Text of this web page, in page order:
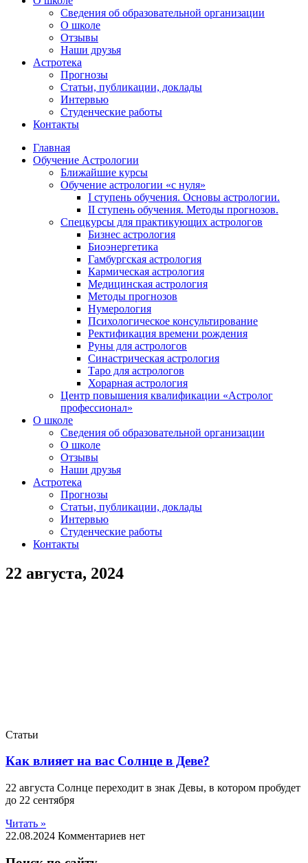
Сведения об образовательной организации
О школе
Отзывы
Наши друзья
Астротека
Прогнозы
Статьи, публикации, доклады
Интервью
Студенческие работы
Контакты
Главная
Обучение Астрологии
Ближайшие курсы
Обучение астрологии «с нуля»
I ступень обучения. Основы астрологии.
II ступень обучения. Методы прогнозов.
Спецкурсы для практикующих астрологов
Бизнес астрология
Биоэнергетика
Гамбургская астрология
Кармическая астрология
Медицинская астрология
Методы прогнозов
Нумерология
Психологическое консультирование
Ректификация времени рождения
Руны для астрологов
Синастрическая астрология
Таро для астрологов
Хорарная астрология
Центр повышения квалификации «Астролог
профессионал»
О школе
Сведения об образовательной организации
О школе
Отзывы
Наши друзья
Астротека
Прогнозы
Статьи, публикации, доклады
Интервью
Студенческие работы
Контакты
22 августа, 2024
Статьи
Как влияет на вас Солнце в Деве?
22 августа Солнце переходит в знак Девы, в котором пробудет
до 22 сентября
Читать »
22.08.2024 Комментариев нет